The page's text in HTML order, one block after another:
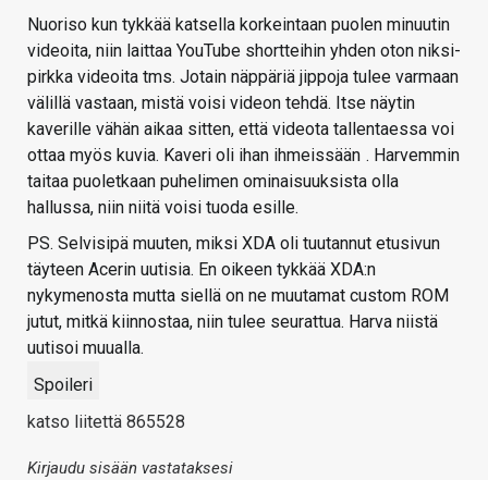
Nuoriso kun tykkää katsella korkeintaan puolen minuutin
videoita, niin laittaa YouTube shortteihin yhden oton niksi-
pirkka videoita tms. Jotain näppäriä jippoja tulee varmaan
välillä vastaan, mistä voisi videon tehdä. Itse näytin
kaverille vähän aikaa sitten, että videota tallentaessa voi
ottaa myös kuvia. Kaveri oli ihan ihmeissään . Harvemmin
taitaa puoletkaan puhelimen ominaisuuksista olla
hallussa, niin niitä voisi tuoda esille.
PS. Selvisipä muuten, miksi XDA oli tuutannut etusivun
täyteen Acerin uutisia. En oikeen tykkää XDA:n
nykymenosta mutta siellä on ne muutamat custom ROM
jutut, mitkä kiinnostaa, niin tulee seurattua. Harva niistä
uutisoi muualla.
Spoileri
katso liitettä 865528
Kirjaudu sisään vastataksesi